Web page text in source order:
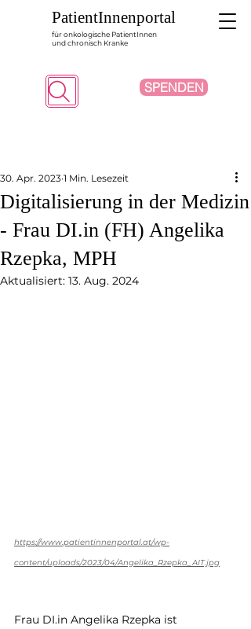
PatientInnenportal
für onkologische PatientInnen
und chronisch Kranke
Suche SPENDEN
Digitalisierung in der Medizin
- Frau DI.in (FH) Angelika
Rzepka, MPH
30. Apr. 2023 1 Min. Lesezeit
Aktualisiert: 13. Aug. 2024
https://www.patientinnenportal.at/wp-
content/uploads/2023/04/Angelika_Rzepka_AIT.jpg
Frau DI.in Angelika Rzepka ist